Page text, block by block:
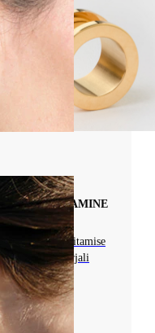
VENITAMINE
needi venitamise
ja materjali